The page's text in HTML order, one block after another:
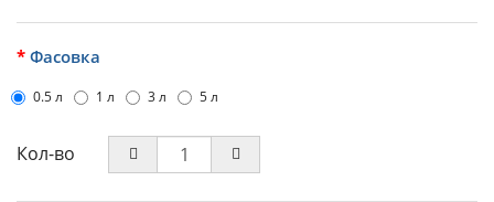
Фасовка
0.5 л 1 л 3 л 5 л
Кол-во